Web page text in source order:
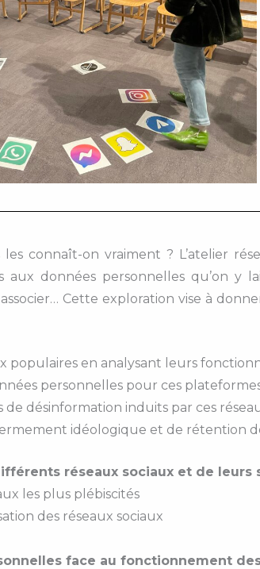
les connaît-on vraiment ? L’atelier
aux données personnelles qu’on y
Cette exploration vise à
populaires en analysant leurs
personnelles pour ces
de désinformation induits par ces
idéologique et de rétention
réseaux sociaux et de leurs
les plus plébiscités
des réseaux sociaux
face au fonctionnement